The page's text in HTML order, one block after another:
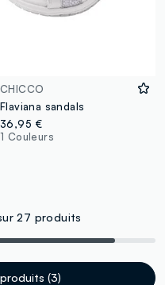
CHICCO
Flaviana sandals
36,95 €
1 Couleurs
27 produits
(3)